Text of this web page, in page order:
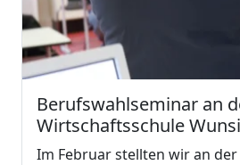
Berufswahlseminar an
Wirtschaftsschule
Im Februar stellten wir an